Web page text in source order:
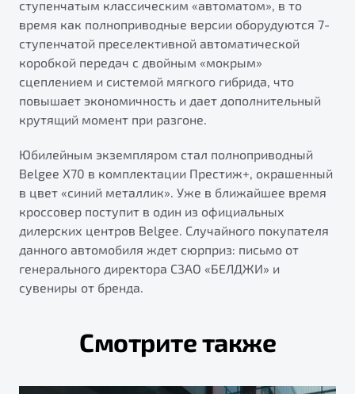
ступенчатым классическим «автоматом», в то
время как полноприводные версии оборудуются 7-
ступенчатой преселективной автоматической
коробкой передач с двойным «мокрым»
сцеплением и системой мягкого гибрида, что
повышает экономичность и дает дополнительный
крутящий момент при разгоне.
Юбилейным экземпляром стал полноприводный
Belgee X70 в комплектации Престиж+, окрашенный
в цвет «синий металлик». Уже в ближайшее время
кроссовер поступит в один из официальных
дилерских центров Belgee. Случайного покупателя
данного автомобиля ждет сюрприз: письмо от
генерального директора СЗАО «БЕЛДЖИ» и
сувениры от бренда.
Смотрите также